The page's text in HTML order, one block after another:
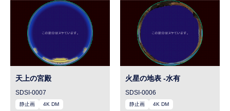
天上の宮殿
SDSI-0007
静止画 4K DM
火星の地表 -水有
SDSI-0006
静止画 4K DM